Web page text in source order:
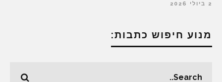
2 ביולי 2026
מנוע חיפוש כתבות: